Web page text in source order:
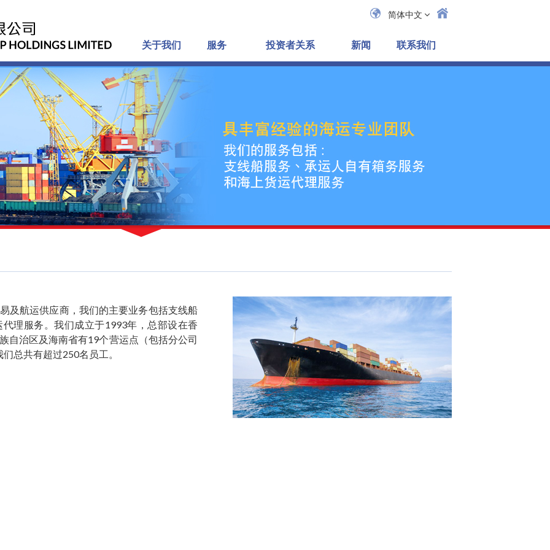
简体中文
关于我们 服务 投资者关系 新闻 联系我们
及航运供应商，我们的主要业务包括支线船
理服务。我们成立于1993年，总部设在香
自治区及海南省有19个营运点（包括分公司
总共有超过250名员工。